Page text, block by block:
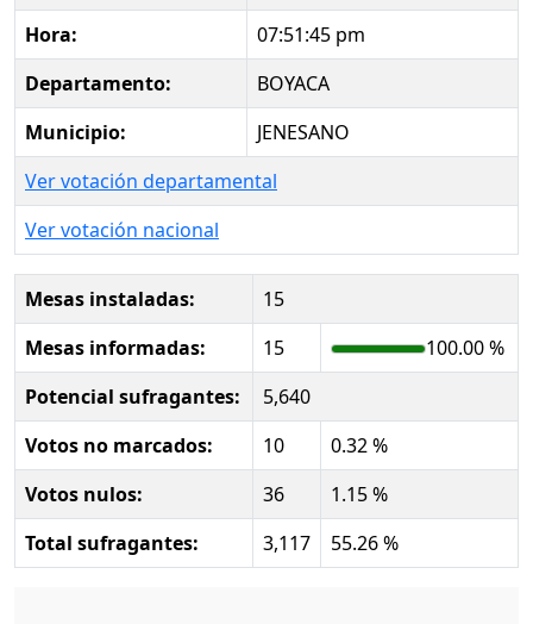
Hora:
07:51:45 pm
Departamento:
BOYACA
Municipio:
JENESANO
Ver votación departamental
Ver votación nacional
Mesas instaladas:
15
Mesas informadas:
15
100.00 %
Potencial sufragantes:
5,640
Votos no marcados:
10
0.32 %
Votos nulos:
36
1.15 %
Total sufragantes:
3,117 55.26 %